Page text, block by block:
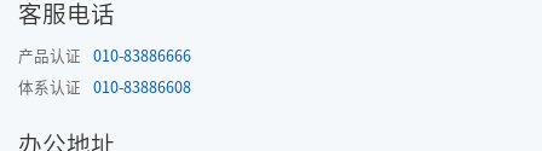
客服电话
产品认证
010-83886666
体系认证
010-83886608
办公地址